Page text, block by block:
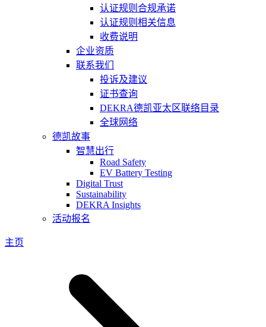
认证规则合规承诺
认证规则相关信息
收费说明
企业资质
联系我们
投诉及建议
证书查询
DEKRA德凯亚太区联络目录
全球网络
德凯故事
智慧出行
Road Safety
EV Battery Testing
Digital Trust
Sustainability
DEKRA Insights
活动报名
主页